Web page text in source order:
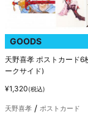
GOODS
天野喜孝 ポストカード6
ークサイド)
¥1,320(税込)
天野喜孝 ポストカード